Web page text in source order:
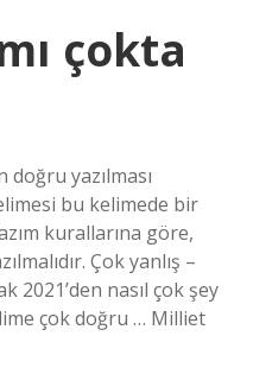
çokta
yazılması
bu kelimede bir
kurallarına göre,
Çok yanlış –
2021’den nasıl çok şey
çok doğru … Milliet